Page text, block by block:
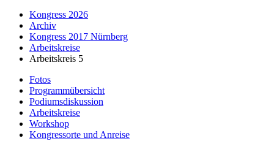
Kongress 2026
Archiv
Kongress 2017 Nürnberg
Arbeitskreise
Arbeitskreis 5
Fotos
Programmübersicht
Podiumsdiskussion
Arbeitskreise
Workshop
Kongressorte und Anreise